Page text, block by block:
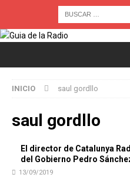
INICIO saul gordllo
saul gordllo
El director de Catalunya
del Gobierno Pedro
13/09/2019